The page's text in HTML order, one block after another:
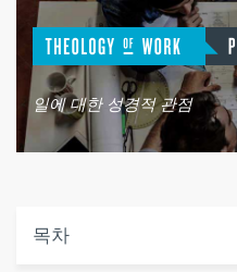
일에 대한 성경적 관점
목차